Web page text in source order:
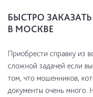
БЫСТРО
В МОСКВЕ
Приобрести справку из
сложной задачей если
том, что мошенников,
документы очень много.